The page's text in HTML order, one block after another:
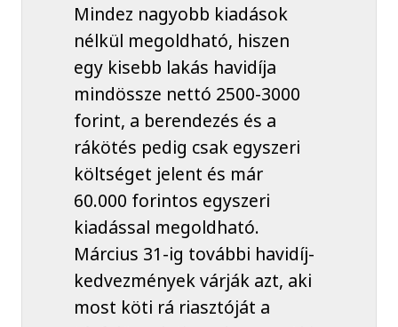
Mindez nagyobb kiadások
nélkül megoldható, hiszen
egy kisebb lakás havidíja
mindössze nettó 2500-3000
forint, a berendezés és a
rákötés pedig csak egyszeri
költséget jelent és már
60.000 forintos egyszeri
kiadással megoldható.
Március 31-ig további havidíj-
kedvezmények várják azt, aki
most köti rá riasztóját a